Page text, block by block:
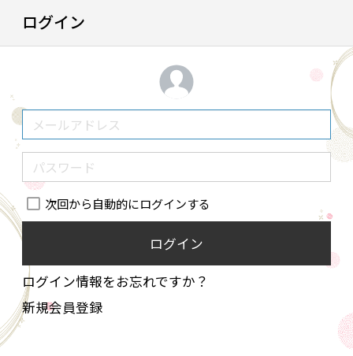
ログイン
次回から自動的にログインする
ログイン
ログイン情報をお忘れですか？
新規会員登録